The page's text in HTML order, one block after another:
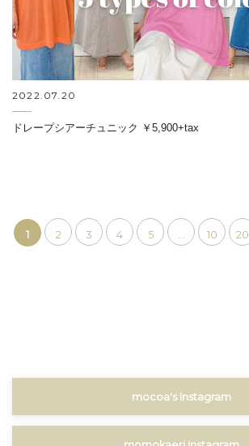
2022.07.20
ドレープシアーチュニック ￥5,900+tax
1 2 3 4 5 10 20
mocoa's Instagram